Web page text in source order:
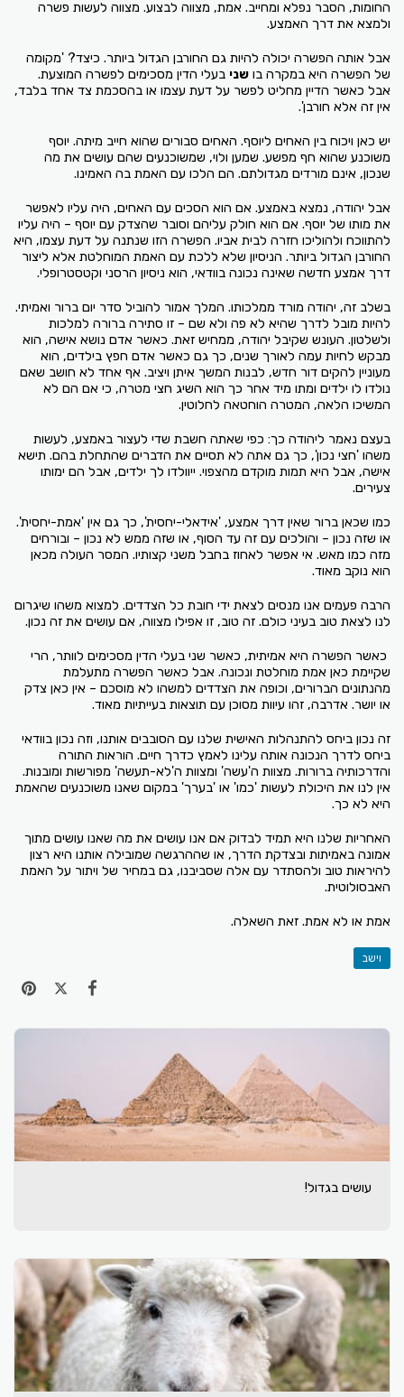
החומות, הסבר נפלא ומחייב. אמת, מצווה לבצוע. מצווה לעשות פשרה
ולמצא את דרך האמצע.
אבל אותה הפשרה יכולה להיות גם החורבן הגדול ביותר. כיצד? 'מקומה
של הפשרה היא במקרה בו שני בעלי הדין מסכימים לפשרה המוצעת.
אבל כאשר הדיין מחליט לפשר על דעת עצמו או בהסכמת צד אחד בלבד,
אין זה אלא חורבן'.
יש כאן ויכוח בין האחים ליוסף. האחים סבורים שהוא חייב מיתה. יוסף
משוכנע שהוא חף מפשע. שמען ולוי, שמשוכנעים שהם עושים את מה
שנכון, אינם מורדים מגדולתם. הם הלכו עם האמת בה האמינו.
אבל יהודה, נמצא באמצע. אם הוא הסכים עם האחים, היה עליו לאפשר
את מותו של יוסף. אם הוא חולק עליהם וסובר שהצדק עם יוסף – היה עליו
להתווכח ולהוליכו חזרה לבית אביו. הפשרה הזו שנתנה על דעת עצמו, היא
החורבן הגדול ביותר. הניסיון שלא ללכת עם האמת המוחלטת אלא ליצור
דרך אמצע חדשה שאינה נכונה בוודאי, הוא ניסיון הרסני וקטסטרופלי.
בשלב זה, יהודה מורד ממלכותו. המלך אמור להוביל סדר יום ברור ואמיתי.
להיות מובל לדרך שהיא לא פה ולא שם – זו סתירה ברורה למלכות
ולשלטון. העונש שקיבל יהודה, ממחיש זאת. כאשר אדם נושא אישה, הוא
מבקש לחיות עמה לאורך שנים, כך גם כאשר אדם חפץ בילדים, הוא
מעוניין להקים דור חדש, לבנות המשך איתן ויציב. אף אחד לא חושב שאם
נולדו לו ילדים ומתו מיד אחר כך הוא השיג חצי מטרה, כי אם הם לא
המשיכו הלאה, המטרה הוחטאה לחלוטין.
בעצם נאמר ליהודה כך: כפי שאתה חשבת שדי לעצור באמצע, לעשות
משהו 'חצי נכון', כך גם אתה לא תסיים את הדברים שהתחלת בהם. תישא
אישה, אבל היא תמות מוקדם מהצפוי. ייוולדו לך ילדים, אבל הם ימותו
צעירים.
כמו שכאן ברור שאין דרך אמצע, 'אידאלי-יחסית', כך גם אין 'אמת-יחסית'.
או שזה נכון – והולכים עם זה עד הסוף, או שזה ממש לא נכון – ובורחים
מזה כמו מאש. אי אפשר לאחוז בחבל משני קצותיו. המסר העולה מכאן
הוא נוקב מאוד.
הרבה פעמים אנו מנסים לצאת ידי חובת כל הצדדים. למצוא משהו שיגרום
לנו לצאת טוב בעיני כולם. זה טוב, זו אפילו מצווה, אם עושים את זה נכון.
כאשר הפשרה היא אמיתית, כאשר שני בעלי הדין מסכימים לוותר, הרי
שקיימת כאן אמת מוחלטת ונכונה. אבל כאשר הפשרה מתעלמת
מהנתונים הברורים, וכופה את הצדדים למשהו לא מוסכם – אין כאן צדק
או יושר. אדרבה, זהו עיוות מסוכן עם תוצאות בעייתיות מאוד.
זה נכון ביחס להתנהלות האישית שלנו עם הסובבים אותנו, וזה נכון בוודאי
ביחס לדרך הנכונה אותה עלינו לאמץ כדרך חיים. הוראות התורה
והדרכותיה ברורות. מצוות ה'עשה' ומצוות ה'לא-תעשה' מפורשות ומובנות.
אין לנו את היכולת לעשות 'כמו' או 'בערך' במקום שאנו משוכנעים שהאמת
היא לא כך.
האחריות שלנו היא תמיד לבדוק אם אנו עושים את מה שאנו עושים מתוך
אמונה באמיתות ובצדקת הדרך, או שההרגשה שמובילה אותנו היא רצון
להיראות טוב ולהסתדר עם אלה שסביבנו, גם במחיר של ויתור על האמת
האבסולוטית.
אמת או לא אמת. זאת השאלה.
וישב
עושים בגדול!